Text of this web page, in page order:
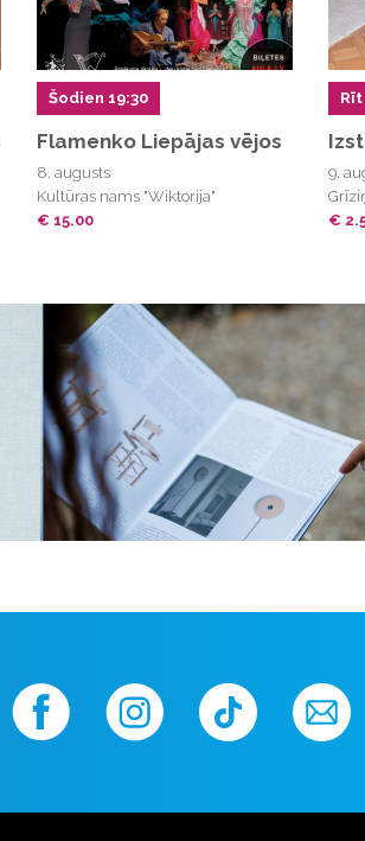
Šodien 19:30
Flamenko Liepājas vējos
8. augusts
Kultūras nams "Wiktorija"
€ 15.00
Rīt
9.
€